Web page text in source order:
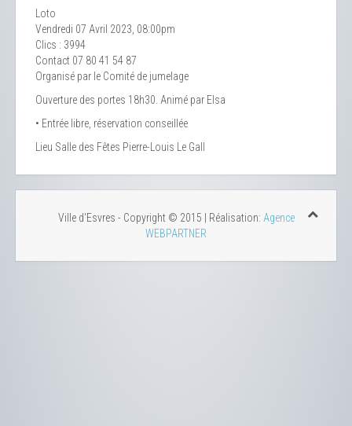
Loto
Vendredi 07 Avril 2023, 08:00pm
Clics : 3994
Contact 07 80 41 54 87
Organisé par le Comité de jumelage
Ouverture des portes 18h30. Animé par Elsa
• Entrée libre, réservation conseillée
Lieu Salle des Fêtes Pierre-Louis Le Gall
Ville d'Esvres - Copyright © 2015 | Réalisation: Agence
WEBPARTNER